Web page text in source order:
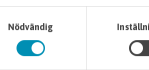
Nödvändig